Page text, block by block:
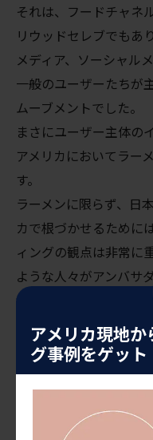
アメリカ現地
グ事例をゲット
それは、フードチャネ
リウッドセレブでもあ
メディア、ソーシャル
一般のユーザーたちが
ムーブメントでした。
まさにユーザー主体の
アメリカにおいてラー
す。
ラーメンに限らず、日
カで根づかせるために
ィングの観点は非常に
ような人々がアンバサ
考えるところから始め
アメリカでビジネスを
というミッションをも